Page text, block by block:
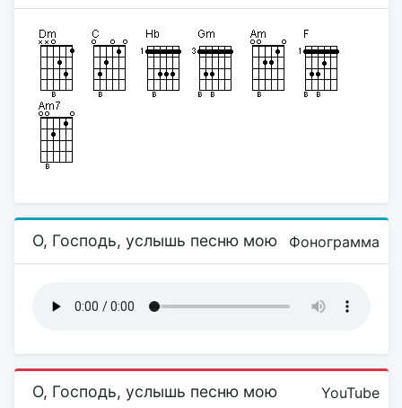
О, Господь, услышь песню мою Фонограмма
О, Господь, услышь песню мою YouTube